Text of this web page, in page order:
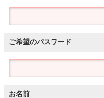
ご希望のパスワード
お名前